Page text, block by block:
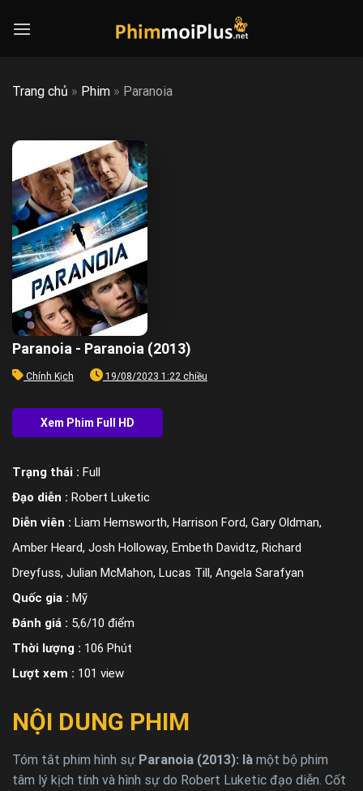
Trang chủ » Phim » Paranoia
Paranoia - Paranoia (2013)
Chính Kịch 19/08/2023 1:22 chiều
Trạng thái : Full
Đạo diễn : Robert Luketic
Diễn viên : Liam Hemsworth, Harrison Ford, Gary Oldman,
Amber Heard, Josh Holloway, Embeth Davidtz, Richard
Dreyfuss, Julian McMahon, Lucas Till, Angela Sarafyan
Quốc gia : Mỹ
Đánh giá : 5,6/10 điểm
Thời lượng : 106 Phút
Lượt xem : 101 view
NỘI DUNG PHIM
Tóm tắt phim hình sự Paranoia (2013): là một bộ phim
tâm lý kịch tính và hình sự do Robert Luketic đạo diễn. Cốt